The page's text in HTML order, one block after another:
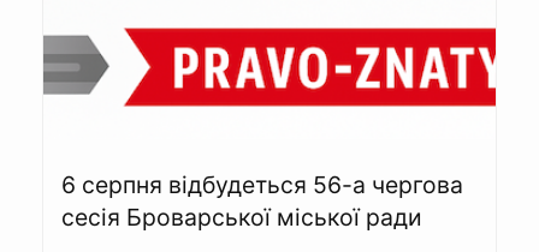
6 серпня відбудеться 56-а чергова
сесія Броварської міської ради